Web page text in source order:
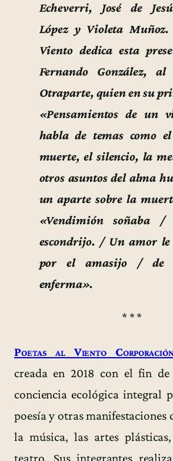
Echeverri, José de
López y Violeta Muñoz.
Viento dedica esta
Fernando González,
Otraparte, quien en su
«Pensamientos de un
habla de temas como
muerte, el silencio, la
otros asuntos del alma
un aparte sobre la
«Vendimión soñaba /
escondrijo. / Un amor
por el amasijo / de
enferma».
* * *
Poetas al Viento
creada en 2018 con el fin
conciencia ecológica integral
poesía y otras manifestaciones
la música, las artes
teatro. Sus integrantes